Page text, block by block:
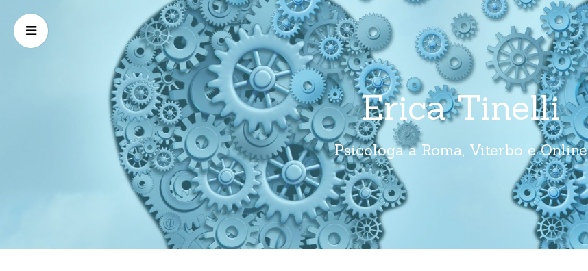
Erica Tinelli
Psicologa a Roma, Viterbo e Online